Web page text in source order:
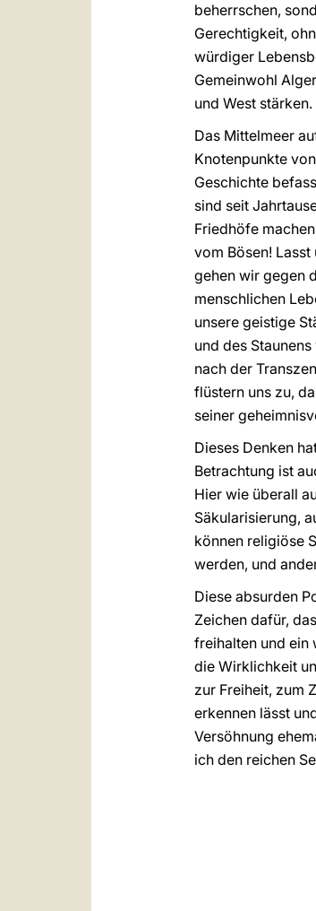
beherrschen,
Gerechtigkeit,
würdiger
Gemeinwohl
und West stärken.
Das Mittelmeer
Knotenpunkte
Geschichte
sind seit
Friedhöfe
vom Bösen!
gehen wir gegen
menschlichen
unsere geistige
und des
nach der
flüstern uns zu,
seiner
Dieses Denken
Betrachtung ist
Hier wie überall
Säkularisierung,
können religiöse
werden, und
Diese absurden
Zeichen dafür,
freihalten und ein
die Wirklichkeit
zur Freiheit, zum
erkennen lässt
Versöhnung
ich den reichen